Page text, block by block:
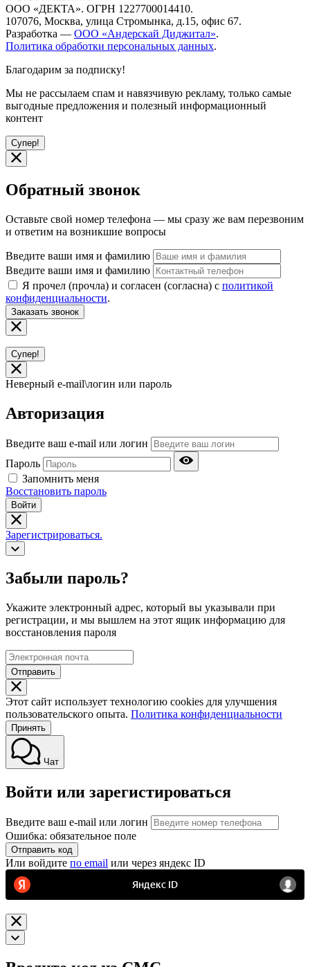
ООО «ДЕКТА». ОГРН 1227700014410.
107076, Москва, улица Стромынка, д.15, офис 67.
Разработка — ООО «Андерскай Диджитал».
Политика обработки персональных данных.
Благодарим за подписку!
Мы не рассылаем спам и навязчивую рекламу, только самые
выгодные предложения и полезный информационный
контент
Супер!
Обратный звонок
Оставьте свой номер телефона — мы сразу же вам перезвоним
и ответим на возникшие вопросы
Введите ваши имя и фамилию
Введите ваши имя и фамилию
Я прочел (прочла) и согласен (согласна) с политикой
конфиденциальности.
Заказать звонок
Супер!
Неверный e-mail\логин или пароль
Авторизация
Введите ваш e-mail или логин
Пароль
Запомнить меня
Восстановить пароль
Войти
Зарегистрироваться.
Забыли пароль?
Укажите электронный адрес, который вы указывали при
регистрации, и мы вышлем на этот ящик информацию для
восстановления пароля
Отправить
Этот сайт использует технологию cookies для улучшения
пользовательского опыта. Политика конфиденциальности
Принять
Чат
Войти или зарегистироваться
Введите ваш e-mail или логин
Ошибка: обязательное поле
Отправить код
Или войдите по email или через яндекс ID